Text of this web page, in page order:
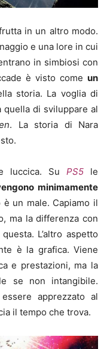
in un altro modo.
e una lore in cui
in simbiosi con
è visto come un
storia. La voglia di
quella di sviluppare al
. La storia di Nara
luccica. Su PS5 le
minimamente
è un male. Capiamo il
ma la differenza con
L’altro aspetto
è la grafica. Viene
e prestazioni, ma la
se non intangibile.
apprezzato al
il tempo che trova.